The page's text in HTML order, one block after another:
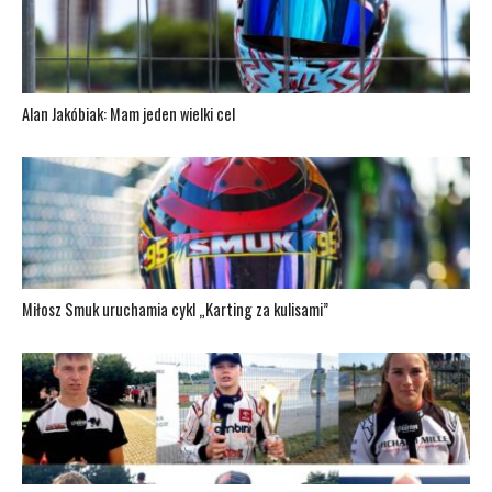
Alan Jakóbiak: Mam jeden wielki cel
Miłosz Smuk uruchamia cykl „Karting za kulisami”